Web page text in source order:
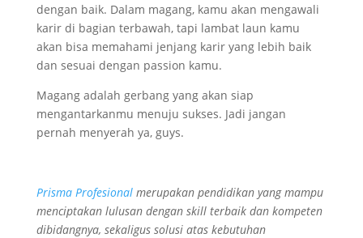
dengan baik. Dalam magang, kamu akan mengawali
karir di bagian terbawah, tapi lambat laun kamu
akan bisa memahami jenjang karir yang lebih baik
dan sesuai dengan passion kamu.
Magang adalah gerbang yang akan siap
mengantarkanmu menuju sukses. Jadi jangan
pernah menyerah ya, guys.
Prisma Profesionalmerupakan pendidikan yang mampu
menciptakan lulusan dengan skill terbaik dan kompeten
dibidangnya, sekaligus solusi atas kebutuhan